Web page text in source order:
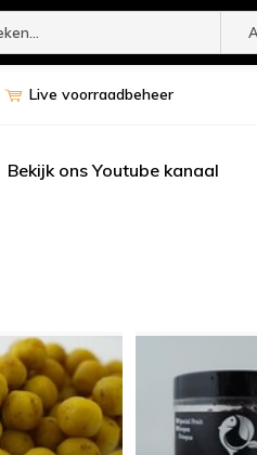
Live voorraadbeheer
Bekijk ons Youtube kanaal